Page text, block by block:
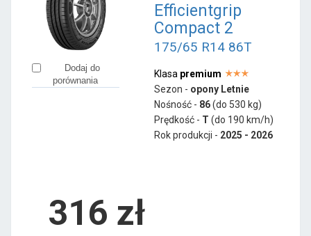
Dodaj do
porównania
Efficientgrip
Compact 2
175/65 R14 86T
Klasa premium
Sezon - opony Letnie
Nośność - 86(do 530 kg)
Prędkość - T (do 190 km/h)
Rok produkcji - 2025 - 2026
316 zł